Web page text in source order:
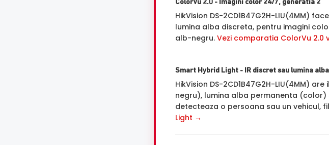
ColorVu 2.0 - Imagini color 24/7, generatia 2
HikVision DS-2CD1B47G2H-LIU(4MM)
lumina alba discreta, pentru imagini
alb-negru. Vezi comparatia ColorVu 2.0
Smart Hybrid Light - IR discret sau lumina
HikVision DS-2CD1B47G2H-LIU(4MM)
negru), lumina alba permanenta
detecteaza o persoana sau un vehicul,
Light →